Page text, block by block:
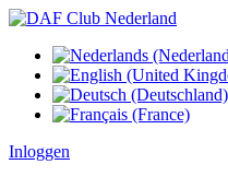
Inloggen